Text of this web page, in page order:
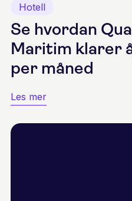
Hotell
Se hvordan
Maritim klarer
per måned
Les mer